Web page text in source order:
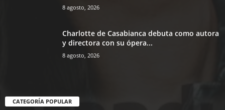
8 agosto, 2026
Charlotte de Casabianca debuta como autora
y directora con su ópera...
8 agosto, 2026
CATEGORÍA POPULAR